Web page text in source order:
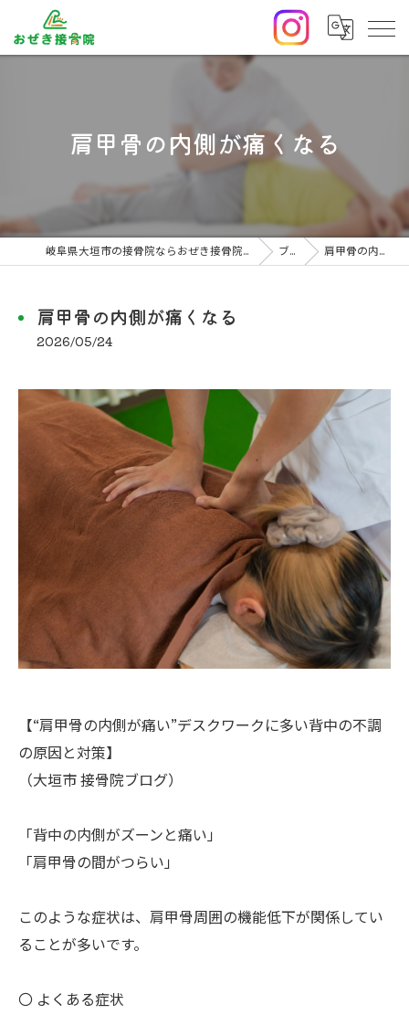
肩甲骨の内側が痛くなる
岐阜県大垣市の接骨院ならおぜき接骨院/整体院｜腰痛/交通事故治療/肩こり ブログ 肩甲骨の内側が痛くなる
肩甲骨の内側が痛くなる
2026/05/24
【“肩甲骨の内側が痛い”デスクワークに多い背中の不調
の原因と対策】
（大垣市 接骨院ブログ）
「背中の内側がズーンと痛い」
「肩甲骨の間がつらい」
このような症状は、肩甲骨周囲の機能低下が関係してい
ることが多いです。
〇 よくある症状